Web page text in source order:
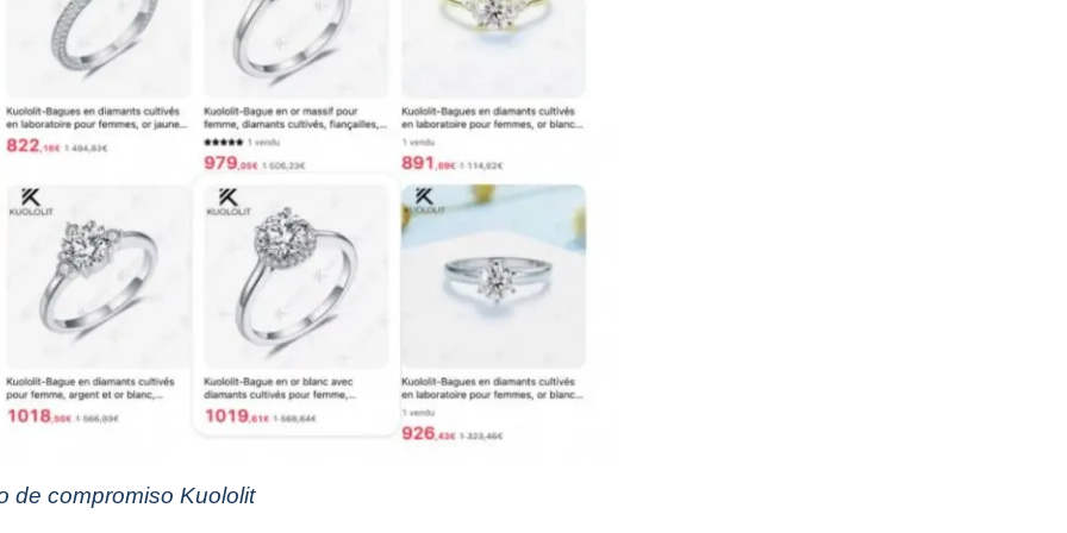
de compromiso Kuololit